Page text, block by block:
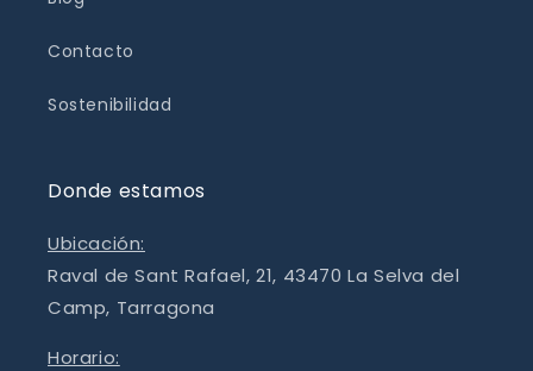
Contacto
Sostenibilidad
Donde estamos
Ubicación:
Raval de Sant Rafael, 21, 43470 La Selva del
Camp, Tarragona
Horario: